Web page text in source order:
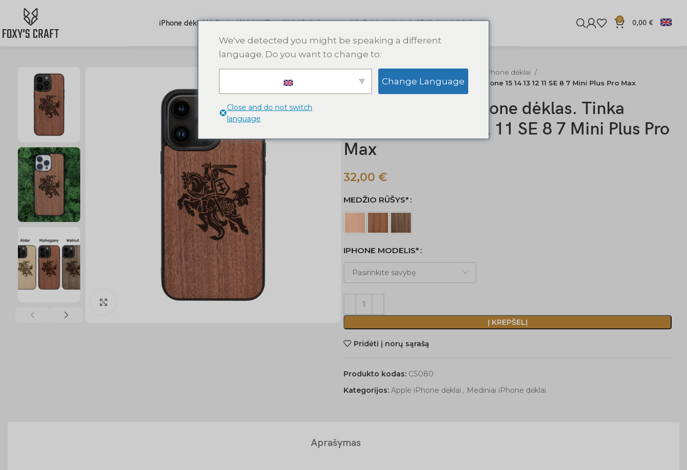
iPhone dėklaiAirPods dėklaiAirTag dėklaiOdinės apyrankėsRaktų pakabukaiOdinės piniginės 0 0,00 €
Pradžia Apple iPhone dėklai
Mediniai iPhone dėklai
Vytis II medinis iPhone dėklas. Tinka iPhone 15 14 13 12 11 SE 8 7 Mini Plus Pro Max
Vytis II medinis iPhone dėklas. Tinka
iPhone 15 14 13 12 11 SE 8 7 Mini Plus Pro
Max
32,00 €
MEDŽIO RŪŠYS*
IPHONE MODELIS*
Į KREPŠELĮ
Pridėti į norų sąrašą
Produkto kodas: CS080
Kategorijos: Apple iPhone dėklai , Mediniai iPhone dėklai
Aprašymas
We've detected you might be speaking a different
language. Do you want to change to:
Change Language
Close and do not switch
language